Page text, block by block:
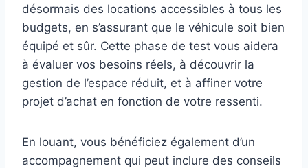
désormais des locations accessibles à tous les
budgets, en s’assurant que le véhicule soit bien
équipé et sûr. Cette phase de test vous aidera
à évaluer vos besoins réels, à découvrir la
gestion de l’espace réduit, et à affiner votre
projet d’achat en fonction de votre ressenti.
En louant, vous bénéficiez également d’un
accompagnement qui peut inclure des conseils